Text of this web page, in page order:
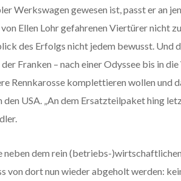
Werkswagen gewesen ist, passt er an
Ellen Lohr gefahrenen Viertürer nicht
des Erfolgs nicht jedem bewusst. Und
der Franken – nach einer Odyssee bis in
Rennkarosse komplettieren wollen
den USA. „An dem Ersatzteilpaket hing
neben dem rein (betriebs-
von dort nun wieder abgeholt werden: